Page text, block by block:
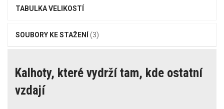
TABULKA VELIKOSTÍ
SOUBORY KE STAŽENÍ (3)
Kalhoty, které vydrží tam, kde ostatní
vzdají